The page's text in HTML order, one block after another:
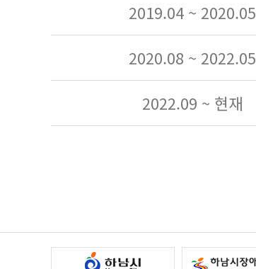
2019.04 ~ 2020.05
2020.08 ~ 2022.05
2022.09 ~ 현재